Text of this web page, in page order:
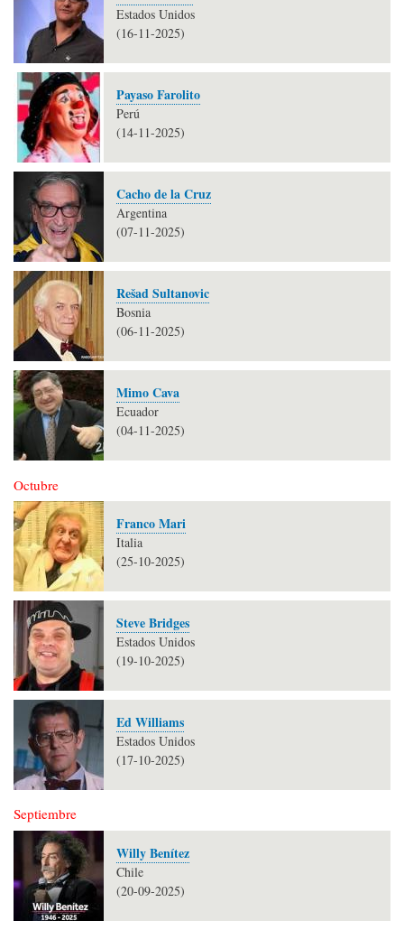
Estados Unidos
(16-11-2025)
Payaso Farolito
Perú
(14-11-2025)
Cacho de la Cruz
Argentina
(07-11-2025)
Rešad Sultanovic
Bosnia
(06-11-2025)
Mimo Cava
Ecuador
(04-11-2025)
Octubre
Franco Mari
Italia
(25-10-2025)
Steve Bridges
Estados Unidos
(19-10-2025)
Ed Williams
Estados Unidos
(17-10-2025)
Septiembre
Willy Benítez
Chile
(20-09-2025)